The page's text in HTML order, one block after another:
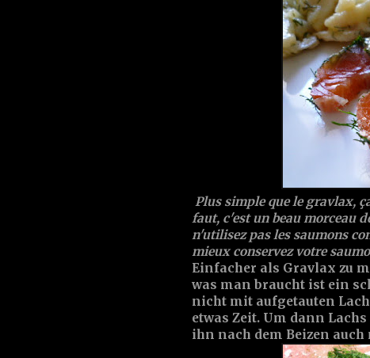
Plus simple que le gravlax,
faut, c'est un beau morceau
n'utilisez pas les saumons
mieux conservez votre
Einfacher als Gravlax zu
was man braucht ist ein
nicht mit aufgetauten
etwas Zeit. Um dann
ihn nach dem Beizen